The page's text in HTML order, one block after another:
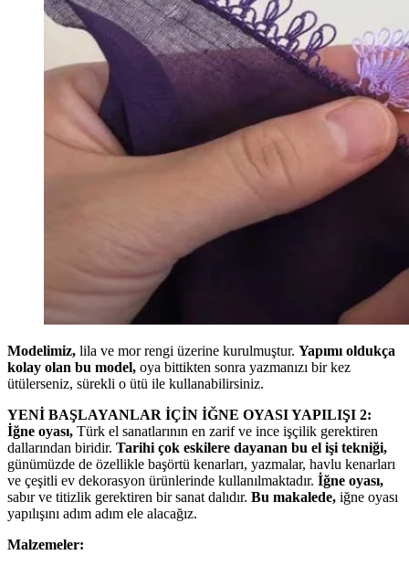
Modelimiz, lila ve mor rengi üzerine kurulmuştur. Yapımı oldukça
kolay olan bu model, oya bittikten sonra yazmanızı bir kez
ütülerseniz, sürekli o ütü ile kullanabilirsiniz.
YENİ BAŞLAYANLAR İÇİN İĞNE OYASI YAPILIŞI 2:
İğne oyası, Türk el sanatlarının en zarif ve ince işçilik gerektiren
dallarından biridir. Tarihi çok eskilere dayanan bu el işi tekniği,
günümüzde de özellikle başörtü kenarları, yazmalar, havlu kenarları
ve çeşitli ev dekorasyon ürünlerinde kullanılmaktadır. İğne oyası,
sabır ve titizlik gerektiren bir sanat dalıdır. Bu makalede, iğne oyası
yapılışını adım adım ele alacağız.
Malzemeler: